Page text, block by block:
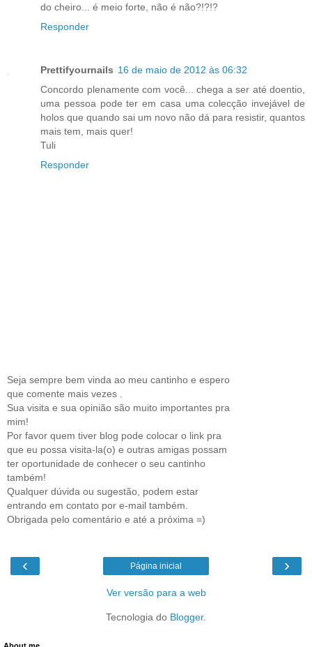
do cheiro... é meio forte, não é não?!?!?
Responder
Prettifyournails 16 de maio de 2012 às 06:32
Concordo plenamente com você... chega a ser até doentio,
uma pessoa pode ter em casa uma colecção invejável de
holos que quando sai um novo não dá para resistir, quantos
mais tem, mais quer!
Tuli
Responder
Seja sempre bem vinda ao meu cantinho e espero
que comente mais vezes .
Sua visita e sua opinião são muito importantes pra
mim!
Por favor quem tiver blog pode colocar o link pra
que eu possa visita-la(o) e outras amigas possam
ter oportunidade de conhecer o seu cantinho
também!
Qualquer dúvida ou sugestão, podem estar
entrando em contato por e-mail também.
Obrigada pelo comentário e até a próxima =)
‹ ›
Página inicial
Ver versão para a web
Tecnologia do Blogger.